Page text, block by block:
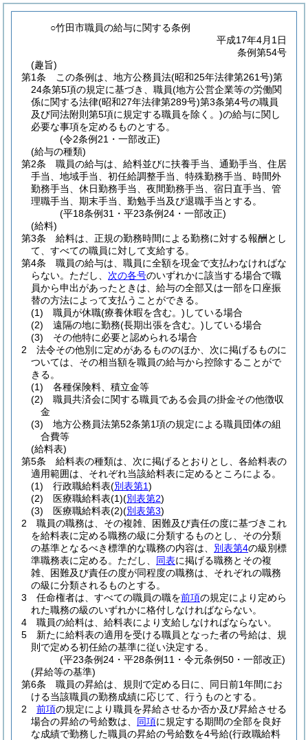
○竹田市職員の給与に関する条例
平成17年4月1日
条例第54号
(趣旨)
第1条
この条例は、地方公務員法(昭和25年法律第261号)第
24条第5項の規定に基づき、職員(地方公営企業等の労働関
係に関する法律(昭和27年法律第289号)第3条第4号の職員
及び同法附則第5項に規定する職員を除く。)の給与に関し
必要な事項を定めるものとする。
(令2条例21・一部改正)
(給与の種類)
第2条
職員の給与は、給料並びに扶養手当、通勤手当、住居
手当、地域手当、初任給調整手当、特殊勤務手当、時間外
勤務手当、休日勤務手当、夜間勤務手当、宿日直手当、管
理職手当、期末手当、勤勉手当及び退職手当とする。
(平18条例31・平23条例24・一部改正)
(給料)
第3条
給料は、正規の勤務時間による勤務に対する報酬とし
て、すべての職員に対して支給する。
第4条
職員の給与は、職員に全額を現金で支払わなければな
らない。 ただし、 次の各号のいずれかに該当する場合で職
員から申出があったときは、給与の全部又は一部を口座振
替の方法によって支払うことができる。
(1)
職員が休職(療養休暇を含む。) している場合
(2)
遠隔の地に勤務(長期出張を含む。) している場合
(3)
その他特に必要と認められる場合
2
法令その他別に定めがあるもののほか、次に掲げるものに
ついては、その相当額を職員の給与から控除することがで
きる。
(1)
各種保険料、積立金等
(2)
職員共済会に関する職員である会員の掛金その他徴収
金
(3)
地方公務員法第52条第1項の規定による職員団体の組
合費等
(給料表)
第5条
給料表の種類は、次に掲げるとおりとし、各給料表の
適用範囲は、それぞれ当該給料表に定めるところによる。
(1)
行政職給料表(別表第1)
(2)
医療職給料表(1)(別表第2)
(3)
医療職給料表(2)(別表第3)
2
職員の職務は、その複雑、困難及び責任の度に基づきこれ
を給料表に定める職務の級に分類するものとし、その分類
の基準となるべき標準的な職務の内容は、 別表第4の級別標
準職務表に定める。 ただし、 同表に掲げる職務とその複
雑、困難及び責任の度が同程度の職務は、それぞれの職務
の級に分類されるものとする。
3
任命権者は、すべての職員の職を前項の規定により定めら
れた職務の級のいずれかに格付しなければならない。
4
職員の給料は、給料表により支給しなければならない。
5
新たに給料表の適用を受ける職員となった者の号給は、規
則で定める初任給の基準に従い決定する。
(平23条例24・平28条例11・令元条例50・一部改正)
(昇給等の基準)
第6条
職員の昇給は、規則で定める日に、同日前1年間にお
ける当該職員の勤務成績に応じて、行うものとする。
2
前項の規定により職員を昇給させるか否か及び昇給させる
場合の昇給の号給数は、 同項に規定する期間の全部を良好
な成績で勤務した職員の昇給の号給数を4号給(行政職給料